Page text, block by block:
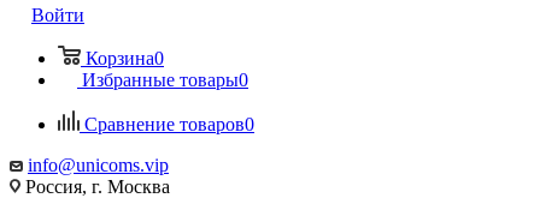
Войти
Корзина0
Избранные товары0
Сравнение товаров0
info@unicoms.vip
Россия, г. Москва